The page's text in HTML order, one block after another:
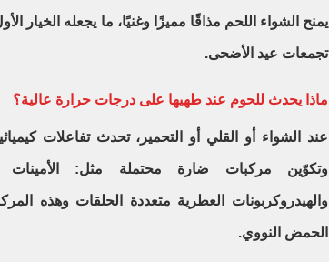
يمنح الشواء اللحم مذاقًا مميزًا وغنيًا، ما يجعله الخيار
تجمعات عيد الأضحى.
ماذا يحدث للحوم عند طهيها على درجات حرارة عالية؟
عند الشواء أو القلي أو التحمير، تحدث تفاعلات
وتكوّين مركبات ضارة محتملة مثل: الأمينات
والهيدروكربونات العطرية متعددة الحلقات وهذه
الحمض النووي.